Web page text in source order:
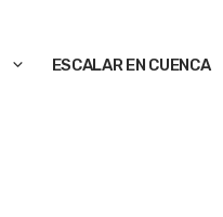
ESCALAR EN CUENCA